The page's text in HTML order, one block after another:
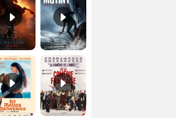
Les Matins merveilleux Bande-annonce VF De la Comédie-Française Teaser VF